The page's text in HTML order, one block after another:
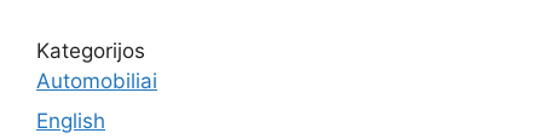
Kategorijos
Automobiliai
English